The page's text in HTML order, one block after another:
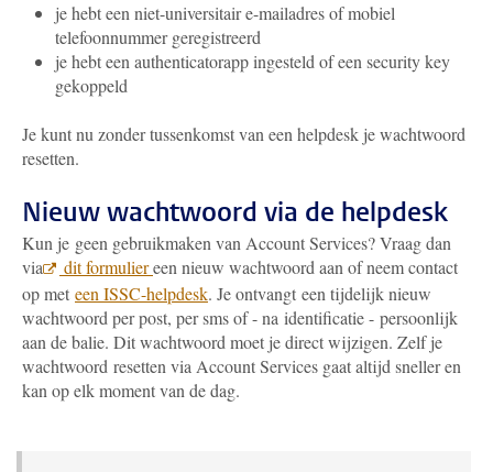
je hebt een niet-universitair e-mailadres of mobiel
telefoonnummer geregistreerd
je hebt een authenticatorapp ingesteld of een security key
gekoppeld
Je kunt nu zonder tussenkomst van een helpdesk je wachtwoord
resetten.
Nieuw wachtwoord via de helpdesk
Kun je geen gebruikmaken van Account Services? Vraag dan
via
dit formuliereen nieuw wachtwoord aan of neem contact
op met een ISSC-helpdesk. Je ontvangt een tijdelijk nieuw
wachtwoord per post, per sms of - na identificatie - persoonlijk
aan de balie. Dit wachtwoord moet je direct wijzigen. Zelf je
wachtwoord resetten via Account Services gaat altijd sneller en
kan op elk moment van de dag.